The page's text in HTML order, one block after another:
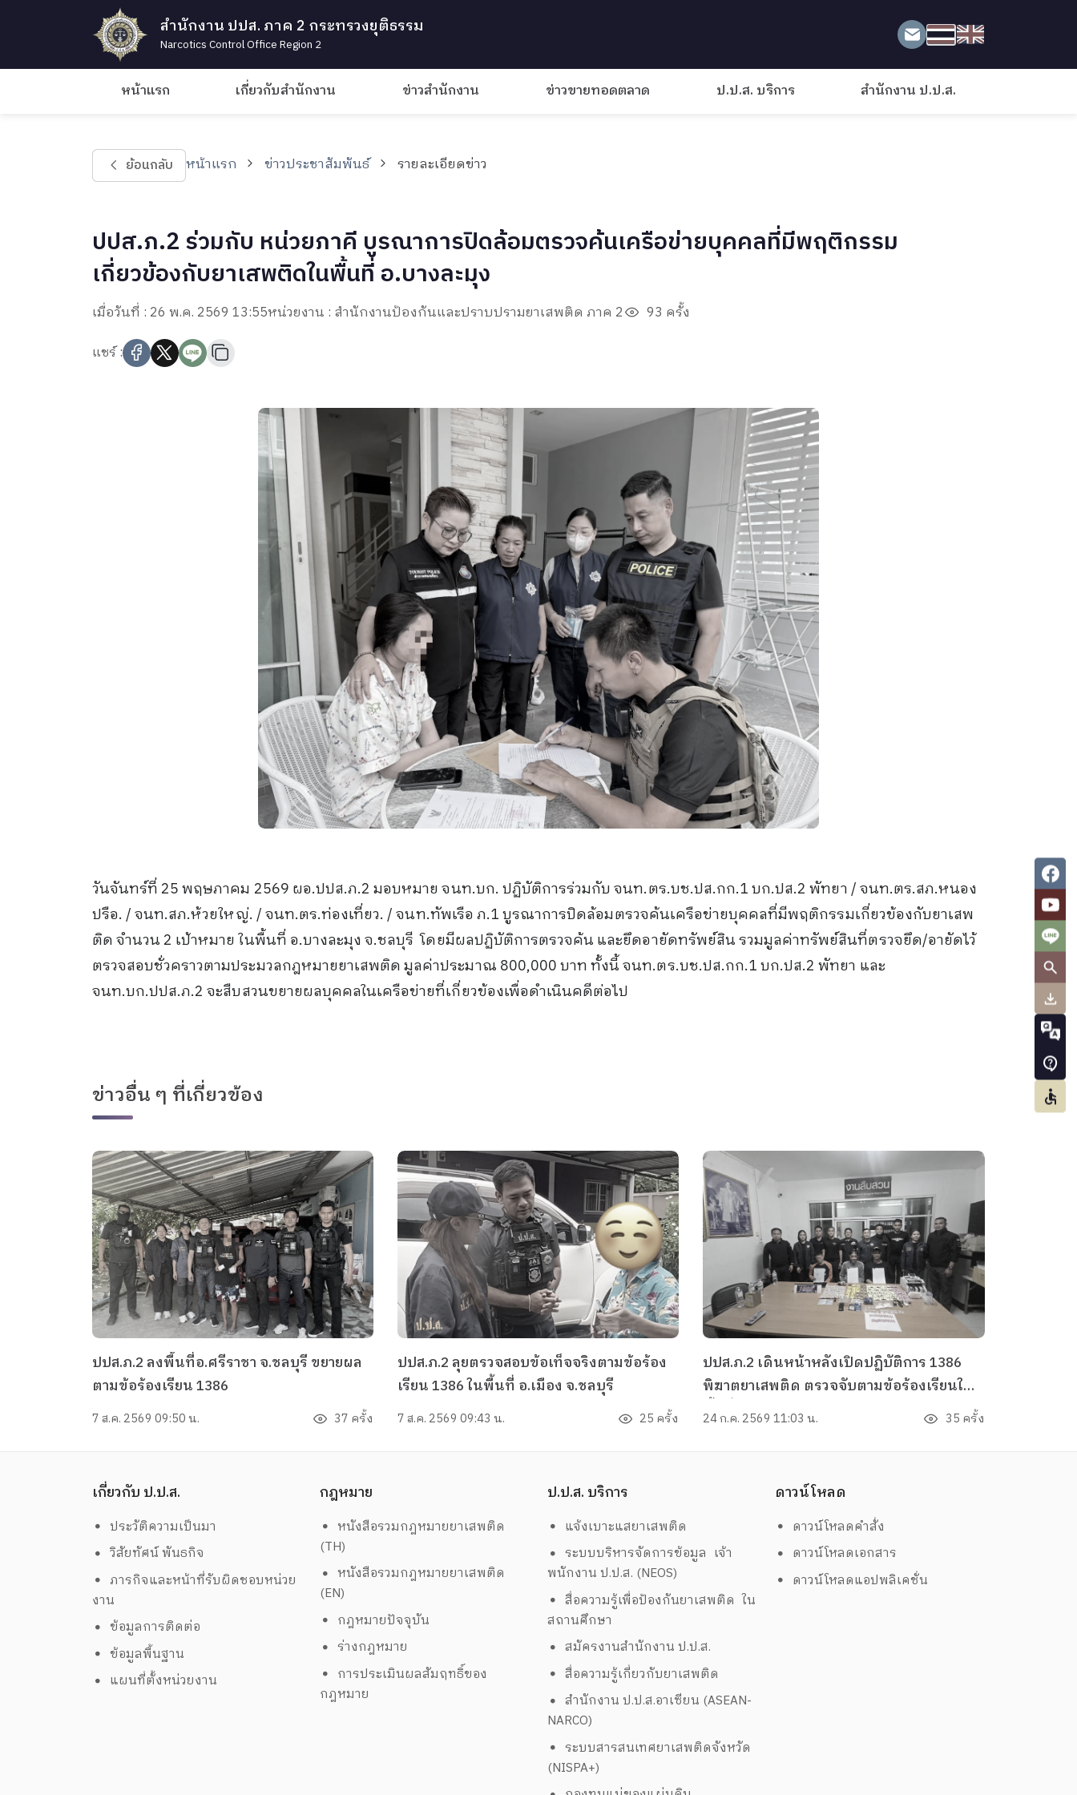
สำนักงาน ปปส. ภาค 2 กระทรวงยุติธรรม
Narcotics Control Office Region 2
หน้าแรก เกี่ยวกับสำนักงาน ข่าวสำนักงาน ข่าวขายทอดตลาด ป.ป.ส. บริการ สำนักงาน ป.ป.ส.
ย้อนกลับ หน้าแรก ข่าวประชาสัมพันธ์ รายละเอียดข่าว
ปปส.ภ.2 ร่วมกับ หน่วยภาคี บูรณาการปิดล้อมตรวจค้นเครือข่ายบุคคลที่มีพฤติกรรม
เกี่ยวข้องกับยาเสพติดในพื้นที่ อ.บางละมุง
เมื่อวันที่ : 26 พ.ค. 2569 13:55หน่วยงาน : สำนักงานป้องกันและปราบปรามยาเสพติด ภาค 2
93 ครั้ง
แชร์ :
วันจันทร์ที่ 25 พฤษภาคม 2569 ผอ.ปปส.ภ.2 มอบหมาย จนท.บก. ปฏิบัติการร่วมกับ จนท.ตร.บช.ปส.กก.1 บก.ปส.2 พัทยา / จนท.ตร.สภ.หนอง
ปรือ. / จนท.สภ.ห้วยใหญ่. / จนท.ตร.ท่องเที่ยว. / จนท.ทัพเรือ ภ.1 บูรณาการปิดล้อมตรวจค้นเครือข่ายบุคคลที่มีพฤติกรรมเกี่ยวข้องกับยาเสพ
ติด จำนวน 2 เป้าหมาย ในพื้นที่ อ.บางละมุง จ.ชลบุรี โดยมีผลปฏิบัติการตรวจค้น และยึดอายัดทรัพย์สิน รวมมูลค่าทรัพย์สินที่ตรวจยึด/อายัดไว้
ตรวจสอบชั่วคราวตามประมวลกฎหมายยาเสพติด มูลค่าประมาณ 800,000 บาท ทั้งนี้ จนท.ตร.บช.ปส.กก.1 บก.ปส.2 พัทยา และ
จนท.บก.ปปส.ภ.2 จะสืบสวนขยายผลบุคคลในเครือข่ายที่เกี่ยวข้องเพื่อดำเนินคดีต่อไป
ข่าวอื่น ๆ ที่เกี่ยวข้อง
ปปส.ภ.2 ลงพื้นที่อ.ศรีราชา จ.ชลบุรี ขยายผล
ตามข้อร้องเรียน 1386
7 ส.ค. 2569 09:50 น. 37 ครั้ง
ปปส.ภ.2 ลุยตรวจสอบข้อเท็จจริงตามข้อร้อง
เรียน 1386 ในพื้นที่ อ.เมือง จ.ชลบุรี
7 ส.ค. 2569 09:43 น. 25 ครั้ง
ปปส.ภ.2 เดินหน้าหลังเปิดปฏิบัติการ 1386
พิฆาตยาเสพติด ตรวจจับตามข้อร้องเรียนใน
พื้นที่บางละมุง ชลบุรี
24 ก.ค. 2569 11:03 น. 35 ครั้ง
เกี่ยวกับ ป.ป.ส.
ประวัติความเป็นมา
วิสัยทัศน์ พันธกิจ
ภารกิจและหน้าที่รับผิดชอบหน่วย
งาน
ข้อมูลการติดต่อ
ข้อมูลพื้นฐาน
แผนที่ตั้งหน่วยงาน
กฎหมาย
หนังสือรวมกฎหมายยาเสพติด
(TH)
หนังสือรวมกฎหมายยาเสพติด
(EN)
กฎหมายปัจจุบัน
ร่างกฎหมาย
การประเมินผลสัมฤทธิ์ของ
กฎหมาย
ป.ป.ส. บริการ
แจ้งเบาะแสยาเสพติด
ระบบบริหารจัดการข้อมูล เจ้า
พนักงาน ป.ป.ส. (NEOS)
สื่อความรู้เพื่อป้องกันยาเสพติด ใน
สถานศึกษา
สมัครงานสำนักงาน ป.ป.ส.
สื่อความรู้เกี่ยวกับยาเสพติด
สำนักงาน ป.ป.ส.อาเซียน (ASEAN-
NARCO)
ระบบสารสนเทศยาเสพติดจังหวัด
(NISPA+)
ดาวน์โหลด
ดาวน์โหลดคำสั่ง
ดาวน์โหลดเอกสาร
ดาวน์โหลดแอปพลิเคชั่น